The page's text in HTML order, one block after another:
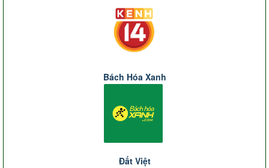
Bách Hóa Xanh
Đất Việt